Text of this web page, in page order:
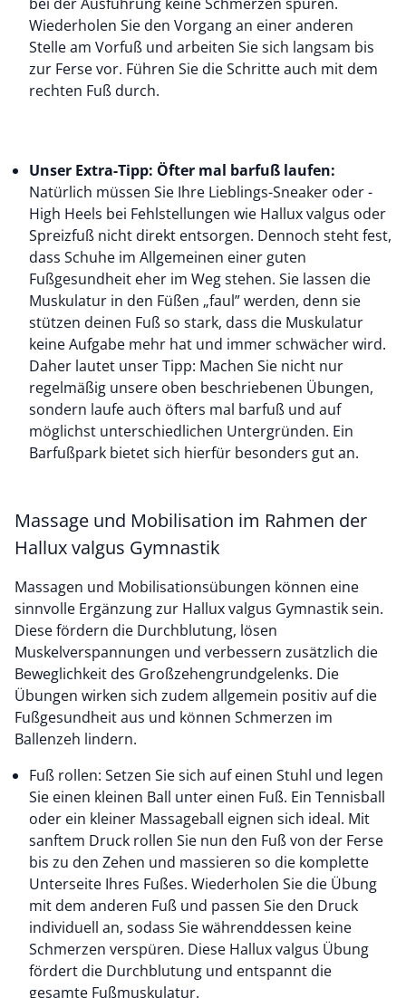
Wiederholen Sie den Vorgang an einer anderen
Stelle am Vorfuß und arbeiten Sie sich langsam bis
zur Ferse vor. Führen Sie die Schritte auch mit dem
rechten Fuß durch.
Unser Extra-Tipp: Öfter mal barfuß laufen:
Natürlich müssen Sie Ihre Lieblings-Sneaker oder -
High Heels bei Fehlstellungen wie Hallux valgus oder
Spreizfuß nicht direkt entsorgen. Dennoch steht fest,
dass Schuhe im Allgemeinen einer guten
Fußgesundheit eher im Weg stehen. Sie lassen die
Muskulatur in den Füßen „faul” werden, denn sie
stützen deinen Fuß so stark, dass die Muskulatur
keine Aufgabe mehr hat und immer schwächer wird.
Daher lautet unser Tipp: Machen Sie nicht nur
regelmäßig unsere oben beschriebenen Übungen,
sondern laufe auch öfters mal barfuß und auf
möglichst unterschiedlichen Untergründen. Ein
Barfußpark bietet sich hierfür besonders gut an.
Massage und Mobilisation im Rahmen der
Hallux valgus Gymnastik
Massagen und Mobilisationsübungen können eine
sinnvolle Ergänzung zur Hallux valgus Gymnastik sein.
Diese fördern die Durchblutung, lösen
Muskelverspannungen und verbessern zusätzlich die
Beweglichkeit des Großzehengrundgelenks. Die
Übungen wirken sich zudem allgemein positiv auf die
Fußgesundheit aus und können Schmerzen im
Ballenzeh lindern.
Fuß rollen: Setzen Sie sich auf einen Stuhl und legen
Sie einen kleinen Ball unter einen Fuß. Ein Tennisball
oder ein kleiner Massageball eignen sich ideal. Mit
sanftem Druck rollen Sie nun den Fuß von der Ferse
bis zu den Zehen und massieren so die komplette
Unterseite Ihres Fußes. Wiederholen Sie die Übung
mit dem anderen Fuß und passen Sie den Druck
individuell an, sodass Sie währenddessen keine
Schmerzen verspüren. Diese Hallux valgus Übung
fördert die Durchblutung und entspannt die
gesamte Fußmuskulatur.